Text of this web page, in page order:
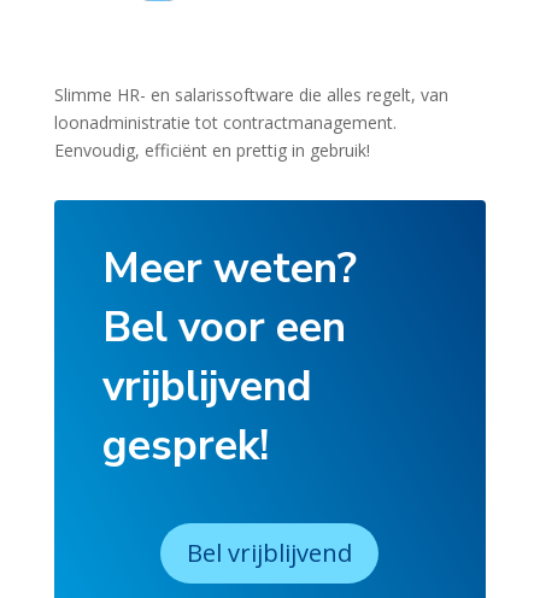
Slimme HR- en salarissoftware die alles regelt, van
loonadministratie tot contractmanagement.
Eenvoudig, efficiënt en prettig in gebruik!
Meer weten?
Bel voor een
vrijblijvend
gesprek!
Bel vrijblijvend